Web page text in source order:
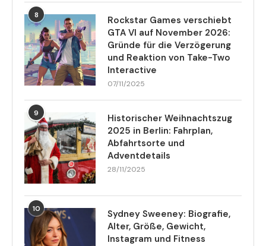
8
Rockstar Games verschiebt
GTA VI auf November 2026:
Gründe für die Verzögerung
und Reaktion von Take-Two
Interactive
07/11/2025
9
Historischer Weihnachtszug
2025 in Berlin: Fahrplan,
Abfahrtsorte und
Adventdetails
28/11/2025
10
Sydney Sweeney: Biografie,
Alter, Größe, Gewicht,
Instagram und Fitness